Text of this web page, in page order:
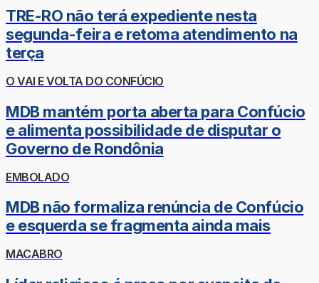
TRE-RO não terá expediente nesta
segunda-feira e retoma atendimento na
terça
O VAI E VOLTA DO CONFÚCIO
MDB mantém porta aberta para Confúcio
e alimenta possibilidade de disputar o
Governo de Rondônia
EMBOLADO
MDB não formaliza renúncia de Confúcio
e esquerda se fragmenta ainda mais
MACABRO